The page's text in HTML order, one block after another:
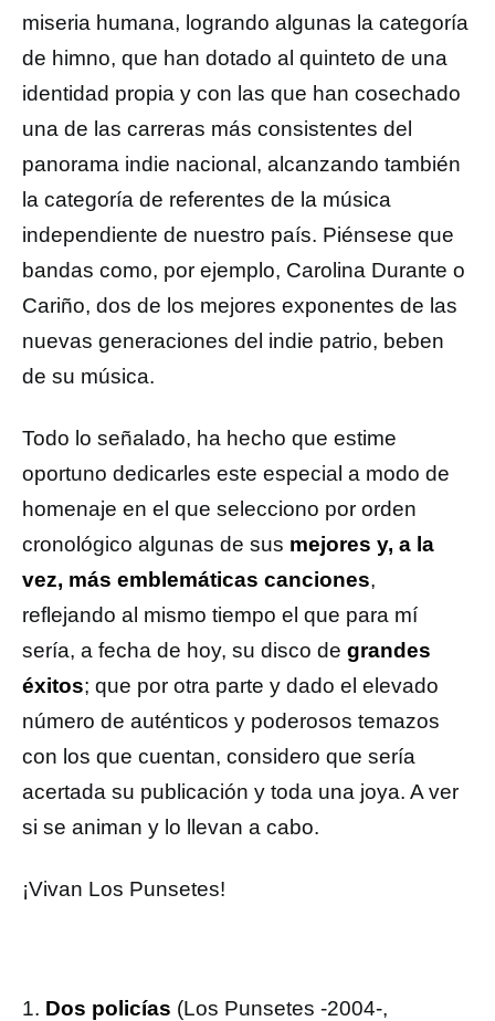
miseria humana, logrando algunas la categoría
de himno, que han dotado al quinteto de una
identidad propia y con las que han cosechado
una de las carreras más consistentes del
panorama indie nacional, alcanzando también
la categoría de referentes de la música
independiente de nuestro país. Piénsese que
bandas como, por ejemplo, Carolina Durante o
Cariño, dos de los mejores exponentes de las
nuevas generaciones del indie patrio, beben
de su música.
Todo lo señalado, ha hecho que estime
oportuno dedicarles este especial a modo de
homenaje en el que selecciono por orden
cronológico algunas de sus mejores y, a la
vez, más emblemáticas canciones,
reflejando al mismo tiempo el que para mí
sería, a fecha de hoy, su disco de grandes
éxitos; que por otra parte y dado el elevado
número de auténticos y poderosos temazos
con los que cuentan, considero que sería
acertada su publicación y toda una joya. A ver
si se animan y lo llevan a cabo.
¡Vivan Los Punsetes!
1. Dos policías (Los Punsetes -2004-,